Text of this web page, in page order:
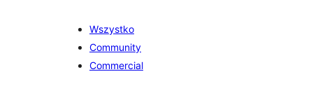
Wszystko
Community
Commercial